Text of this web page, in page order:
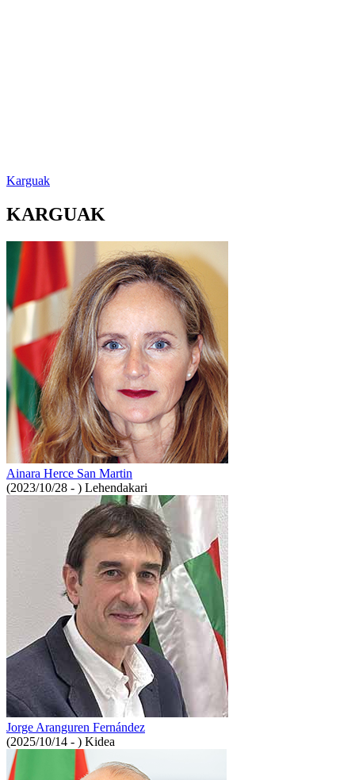
Karguak
KARGUAK
Ainara Herce San Martin
(2023/10/28 - ) Lehendakari
Jorge Aranguren Fernández
(2025/10/14 - ) Kidea